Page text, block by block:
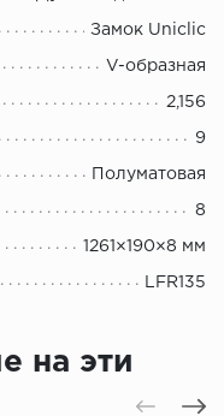
Замок Uniclic
V-образная
2,156
9
Полуматовая
8
1261×190×8 мм
LFR135
на эти